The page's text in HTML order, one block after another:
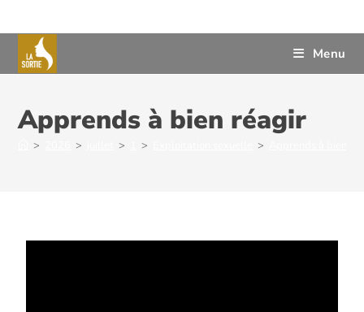
Menu
Apprends à bien réagir
> > > > >